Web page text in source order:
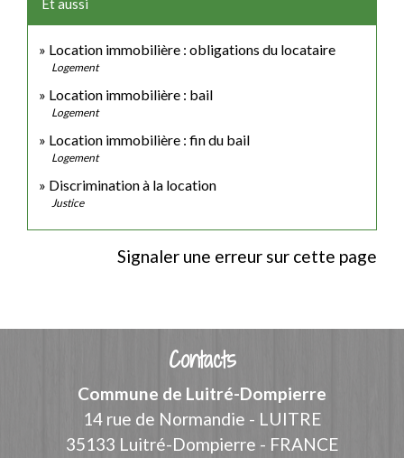
Et aussi
Location immobilière : obligations du locataire
Logement
Location immobilière : bail
Logement
Location immobilière : fin du bail
Logement
Discrimination à la location
Justice
Signaler une erreur sur cette page
Contacts
Commune de Luitré-Dompierre
14 rue de Normandie - LUITRE
35133 Luitré-Dompierre - FRANCE